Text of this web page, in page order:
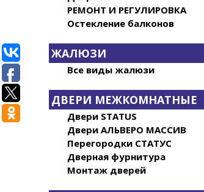
РЕМОНТ И РЕГУЛИРОВКА
Остекление балконов
ЖАЛЮЗИ
Все виды жалюзи
ДВЕРИ МЕЖКОМНАТНЫЕ
Двери STATUS
Двери АЛЬВЕРО МАССИВ
Перегородки СТАТУС
Дверная фурнитура
Монтаж дверей